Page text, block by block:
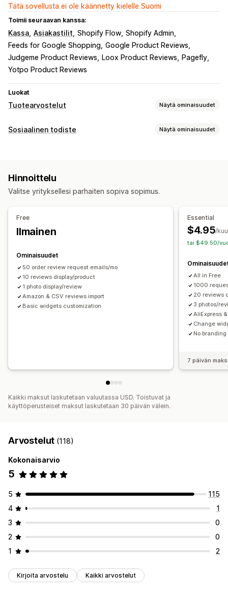
Tätä sovellusta ei ole käännetty kielelle Suomi
Toimii seuraavan kanssa:
Kassa Asiakastilit Shopify Flow Shopify Admin
Feeds for Google Shopping Google Product Reviews
Judgeme Product Reviews
Loox Product Reviews
Pagefly
Yotpo Product Reviews
Luokat
Tuotearvostelut Näytä ominaisuudet
Näyttövaihtoehdot
Kaikki arvostelut -sivu
Arvostelujen kohokohdat
Arvostelukoosteet
Arvostelujen keräystavat
Ponnahdusilmoitukset
Lomakkeet Kampanjat
Arvostelujen syndikointi Automaatiot Mukautetut pyynnöt
Sosiaalinen todiste Näytä ominaisuudet
Sitoutumisen seuranta
Hinnoittelu
Valitse yrityksellesi parhaiten sopiva sopimus.
Free
Ilmainen
Ominaisuudet
50 order review request emails/mo
10 reviews display/product
1 photo display/review
Amazon & CSV reviews import
Basic widgets customization
Essential
$4.95/
tai $49.50/
All in Free
1000
20 reviews
3 photos/
AliExpress
Change
No branding
7 päivän
Kaikki maksut laskutetaan valuutassa USD. Toistuvat ja
käyttöperusteiset maksut laskutetaan 30 päivän välein.
Arvostelut (118)
Kokonaisarvio
5
5
115
4
1
3
0
2
0
1
2
Kirjoita arvostelu Kaikki arvostelut